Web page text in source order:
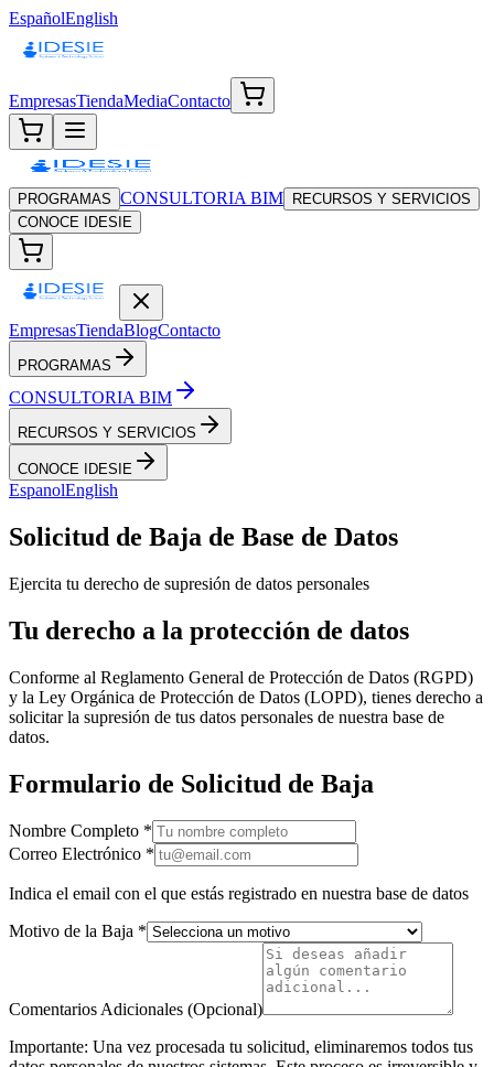
EspañolEnglish
EmpresasTiendaMediaContacto
PROGRAMAS CONSULTORIA BIM
RECURSOS Y SERVICIOS
CONOCE IDESIE
EmpresasTiendaBlogContacto
PROGRAMAS
CONSULTORIA BIM
RECURSOS Y SERVICIOS
CONOCE IDESIE
EspanolEnglish
Solicitud de Baja de Base de Datos
Ejercita tu derecho de supresión de datos personales
Tu derecho a la protección de datos
Conforme al Reglamento General de Protección de Datos (RGPD)
y la Ley Orgánica de Protección de Datos (LOPD), tienes derecho a
solicitar la supresión de tus datos personales de nuestra base de
datos.
Formulario de Solicitud de Baja
Nombre Completo *
Correo Electrónico *
Indica el email con el que estás registrado en nuestra base de datos
Motivo de la Baja *
Comentarios Adicionales (Opcional)
Importante: Una vez procesada tu solicitud, eliminaremos todos tus